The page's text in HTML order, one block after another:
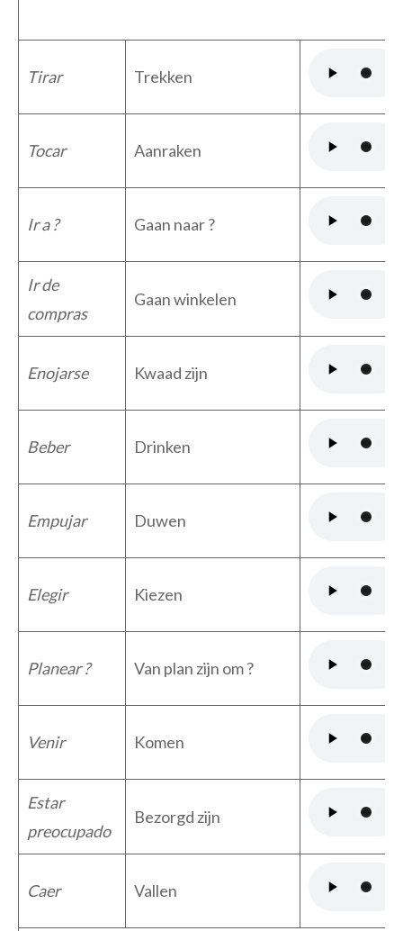
Tirar Trekken
Tocar Aanraken
Ir a ? Gaan naar ?
Ir de
compras
Gaan winkelen
Enojarse Kwaad zijn
Beber Drinken
Empujar Duwen
Elegir Kiezen
Planear ? Van plan zijn om ?
Venir Komen
Estar
preocupado
Bezorgd zijn
Caer Vallen